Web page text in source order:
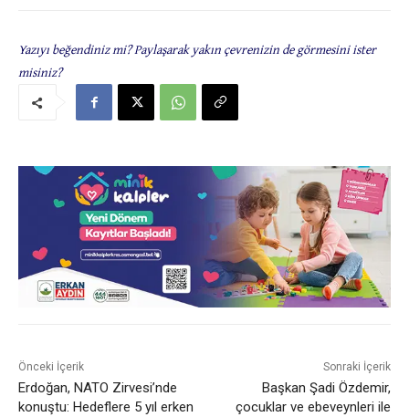
Yazıyı beğendiniz mi? Paylaşarak yakın çevrenizin de görmesini ister
misiniz?
Önceki İçerik
Erdoğan, NATO Zirvesi’nde
konuştu: Hedeflere 5 yıl erken
Sonraki İçerik
Başkan Şadi Özdemir,
çocuklar ve ebeveynleri ile